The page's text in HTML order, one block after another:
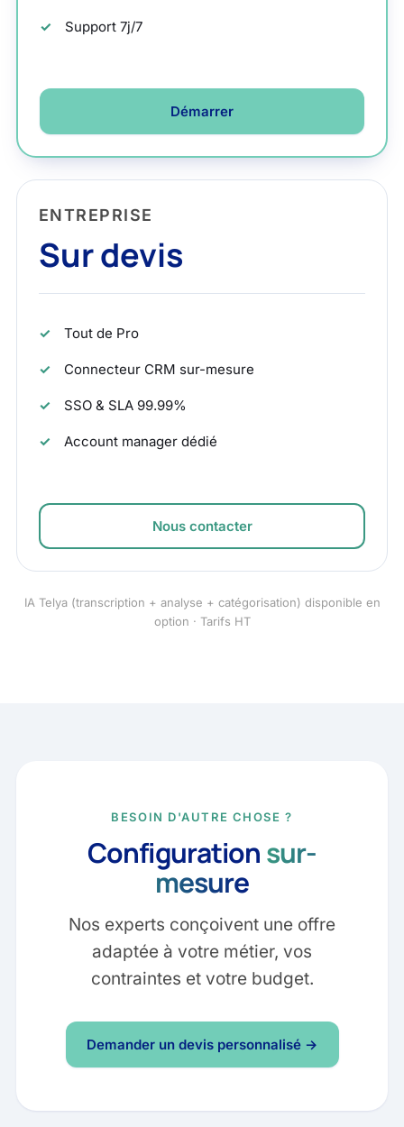
Support 7j/7
Démarrer
ENTREPRISE
Sur devis
Tout de Pro
Connecteur CRM sur-mesure
SSO & SLA 99.99%
Account manager dédié
Nous contacter
IA Telya (transcription + analyse + catégorisation) disponible en
option · Tarifs HT
BESOIN D'AUTRE CHOSE ?
Configurationsur-
mesure
Nos experts conçoivent une offre
adaptée à votre métier, vos
contraintes et votre budget.
Demander un devis personnalisé →